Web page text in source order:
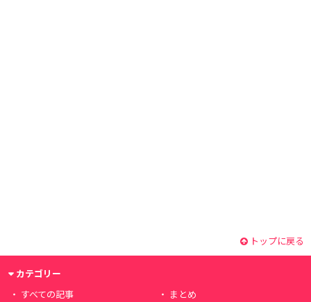
トップに戻る
カテゴリー
すべての記事
まとめ